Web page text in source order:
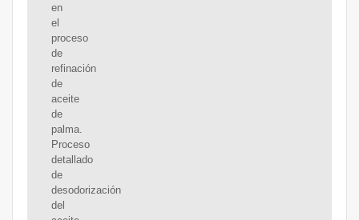
en
el
proceso
de
refinación
de
aceite
de
palma.
Proceso
detallado
de
desodorización
del